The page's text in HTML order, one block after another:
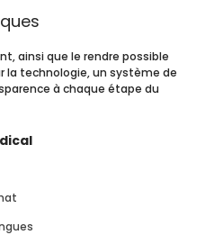
ainsi que le rendre possible
la technologie, un système de
à chaque étape du